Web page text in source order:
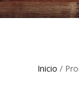
Inicio /